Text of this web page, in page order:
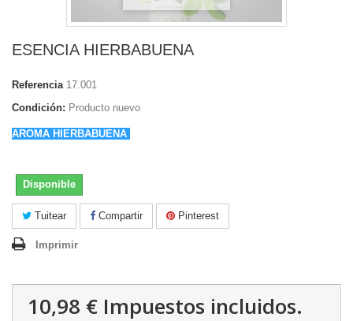
ESENCIA HIERBABUENA
Referencia 17.001
Condición: Producto nuevo
AROMA HIERBABUENA
Disponible
Tuitear Compartir Pinterest
Imprimir
10,98 € Impuestos incluidos.